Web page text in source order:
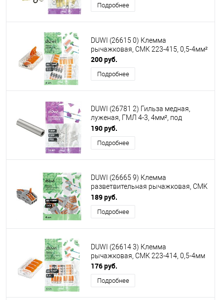
Подробнее
DUWI (26615 0) Клемма
рычажковая, СМК 223-415, 0,5-4мм²
200 руб.
Подробнее
DUWI (26781 2) Гильза медная,
луженая, ГМЛ 4-3, 4мм², под
опрессовку, 10шт
190 руб.
Подробнее
DUWI (26665 9) Клемма
разветвительная рычажковая, CMK
421-3
189 руб.
Подробнее
DUWI (26614 3) Клемма
рычажковая, СМК 223-414, 0,5-4мм
176 руб.
Подробнее